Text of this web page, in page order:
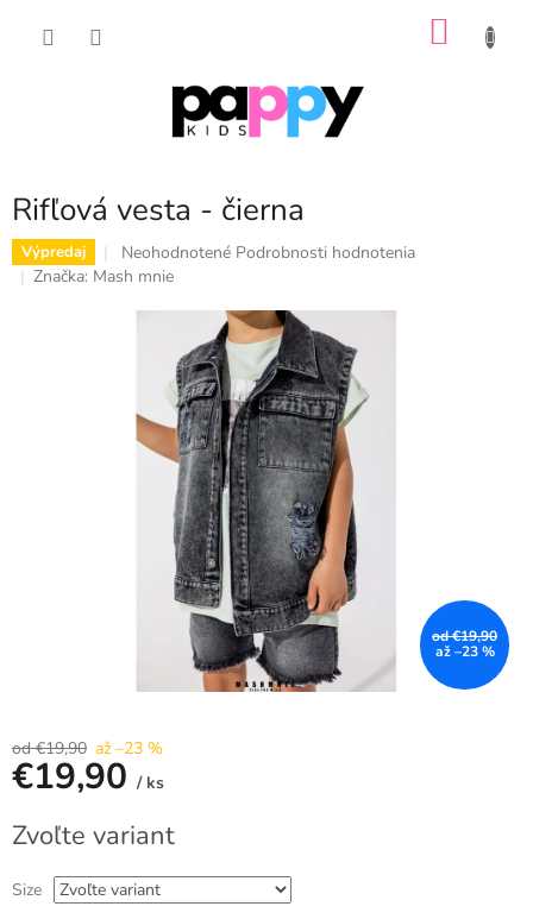
Rifľová vesta - čierna
Výpredaj
Priemerné
hodnotenie
hviezdičiek.
Neohodnotené Podrobnosti hodnotenia
Značka: Mash mnie
od €19,90
až –23 %
od €19,90 až –23 %
€19,90 / ks
cena:
Zvoľte variant
Size